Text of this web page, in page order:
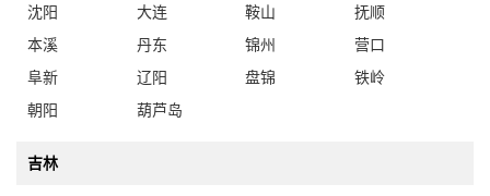
沈阳 大连 鞍山
抚顺
本溪
丹东 锦州
营口
阜新
辽阳 盘锦
铁岭
朝阳
葫芦岛
吉林